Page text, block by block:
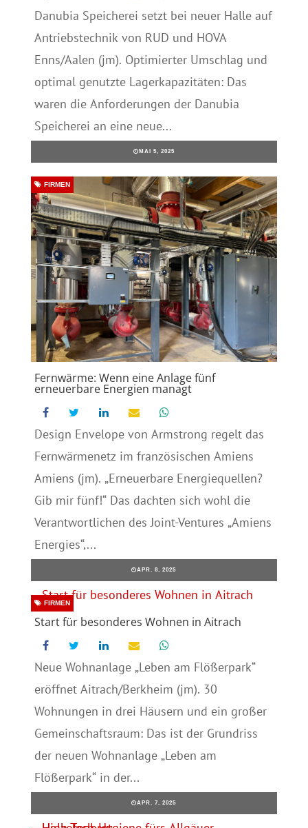
Danubia Speicherei setzt bei neuer Halle auf
Antriebstechnik von RUD und HOVA
Enns/Aalen (jm). Optimierter Umschlag und
optimal genutzte Lagerkapazitäten: Das
waren die Anforderungen der Danubia
Speicherei an eine neue...
MAI 5, 2025
Fernwärme: Wenn eine Anlage fünf
erneuerbare Energien managt
FIRMEN
Design Envelope von Armstrong regelt das
Fernwärmenetz im französischen Amiens
Amiens (jm). „Erneuerbare Energiequellen?
Gib mir fünf!“ Das dachten sich wohl die
Verantwortlichen des Joint-Ventures „Amiens
Energies“,...
APR. 8, 2025
Start für besonderes Wohnen in Aitrach
FIRMEN
Neue Wohnanlage „Leben am Flößerpark“
eröffnet Aitrach/Berkheim (jm). 30
Wohnungen in drei Häusern und ein großer
Gemeinschaftsraum: Das ist der Grundriss
der neuen Wohnanlage „Leben am
Flößerpark“ in der...
APR. 7, 2025